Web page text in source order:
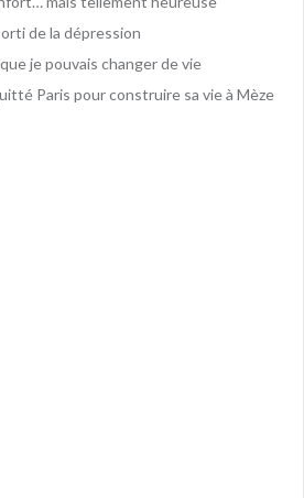
de la dépression
je pouvais changer de vie
Paris pour construire sa vie à Mèze